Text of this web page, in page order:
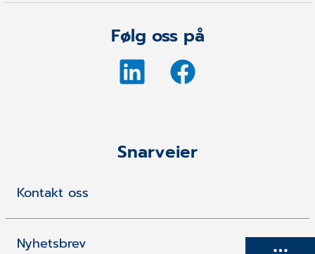
Følg oss på
Snarveier
Kontakt oss
Nyhetsbrev